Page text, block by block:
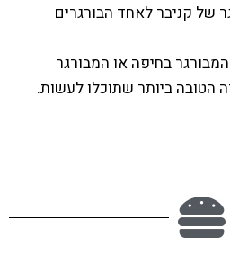
של קניבר לאחד הבורגרים
בחיפה או המבורגר
הטובה ביותר שתוכלו לעשות.